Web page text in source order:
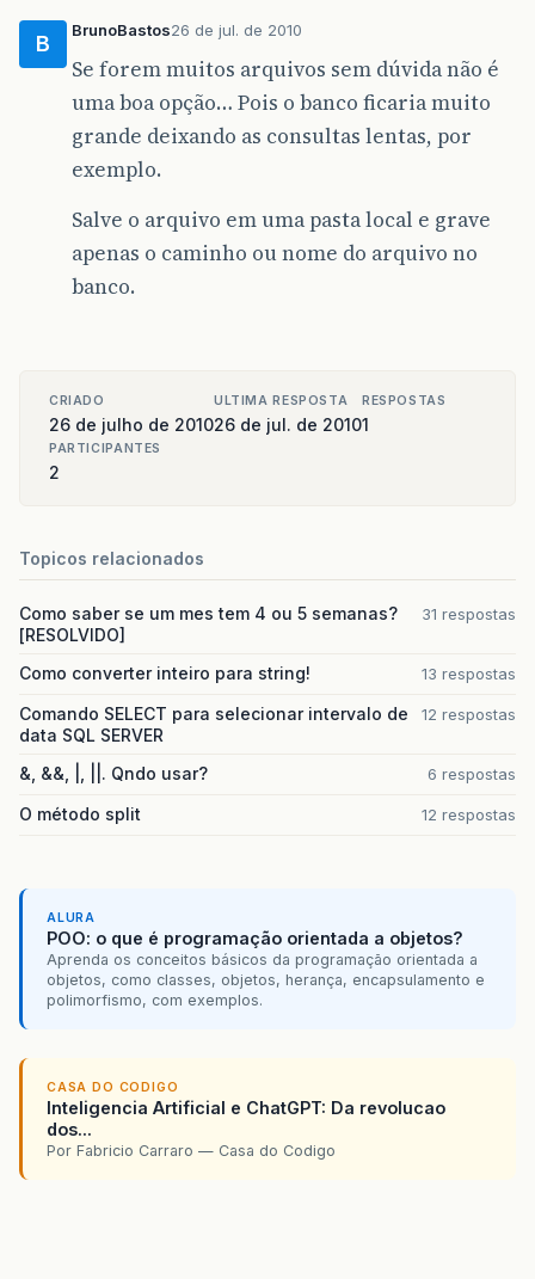
B
BrunoBastos26 de jul. de 2010
Se forem muitos arquivos sem dúvida não é
uma boa opção… Pois o banco ficaria muito
grande deixando as consultas lentas, por
exemplo.
Salve o arquivo em uma pasta local e grave
apenas o caminho ou nome do arquivo no
banco.
CRIADO
26 de julho de 2010
ULTIMA RESPOSTA
26 de jul. de 2010
RESPOSTAS
1
PARTICIPANTES
2
Topicos relacionados
Como saber se um mes tem 4 ou 5 semanas?
[RESOLVIDO]
31 respostas
Como converter inteiro para string! 13 respostas
Comando SELECT para selecionar intervalo de
data SQL SERVER
12 respostas
&, &&, |, ||. Qndo usar? 6 respostas
O método split 12 respostas
ALURA
POO: o que é programação orientada a objetos?
Aprenda os conceitos básicos da programação orientada a
objetos, como classes, objetos, herança, encapsulamento e
polimorfismo, com exemplos.
CASA DO CODIGO
Inteligencia Artificial e ChatGPT: Da revolucao
dos...
Por Fabricio Carraro — Casa do Codigo